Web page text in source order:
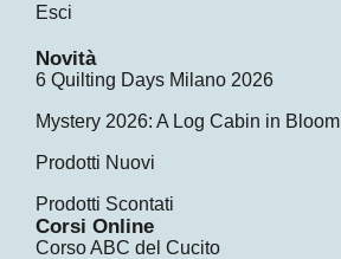
Esci
Novità
6 Quilting Days Milano 2026
Mystery 2026: A Log Cabin in Bloom
Prodotti Nuovi
Prodotti Scontati
Corsi Online
Corso ABC del Cucito